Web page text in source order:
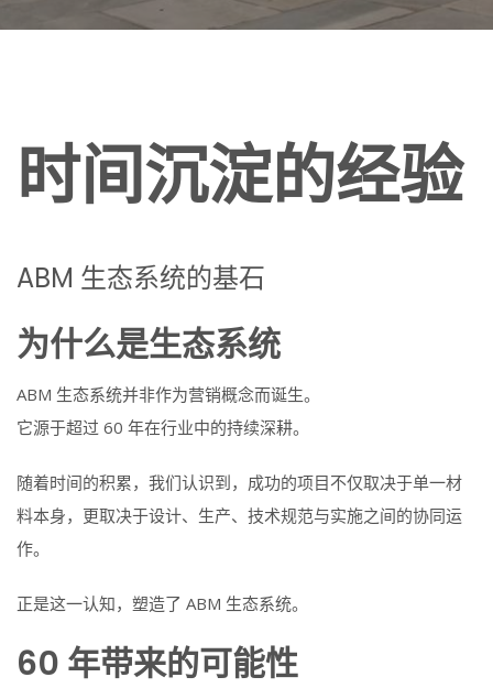
时间沉淀的经验
ABM 生态系统的基石
为什么是生态系统
ABM 生态系统并非作为营销概念而诞生。
它源于超过 60 年在行业中的持续深耕。
随着时间的积累，我们认识到，成功的项目不仅取决于单一材
料本身，更取决于设计、生产、技术规范与实施之间的协同运
作。
正是这一认知，塑造了 ABM 生态系统。
60 年带来的可能性